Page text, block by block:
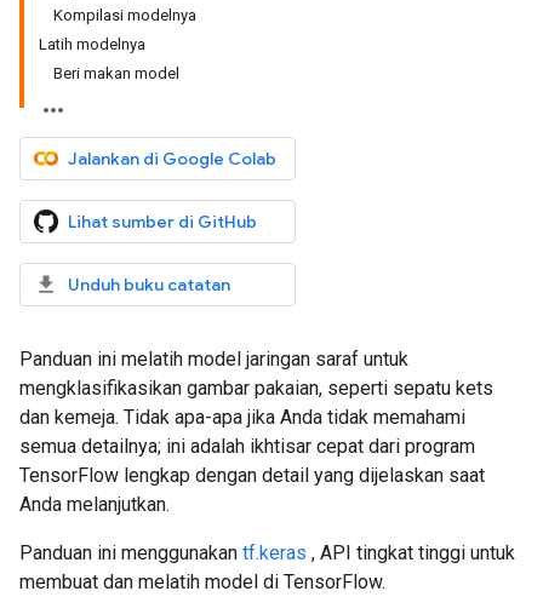
Kompilasi modelnya
Latih modelnya
Beri makan model
Jalankan di Google Colab
Lihat sumber di GitHub
Unduh buku catatan
Panduan ini melatih model jaringan saraf untuk
mengklasifikasikan gambar pakaian, seperti sepatu kets
dan kemeja. Tidak apa-apa jika Anda tidak memahami
semua detailnya; ini adalah ikhtisar cepat dari program
TensorFlow lengkap dengan detail yang dijelaskan saat
Anda melanjutkan.
Panduan ini menggunakan tf.keras , API tingkat tinggi untuk
membuat dan melatih model di TensorFlow.